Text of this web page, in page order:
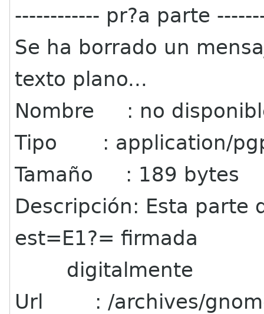
------------ pr?a parte
Se ha borrado un
texto plano...
Nombre : no
Tipo : application/
Tamaño : 189 bytes
Descripción: Esta parte
est=E1?= firmada
digitalmente
Url : /archives/